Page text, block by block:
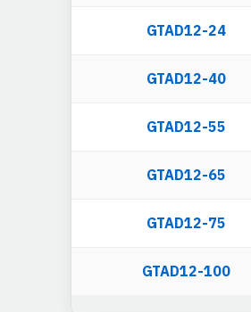
GTAD12-24
GTAD12-40
GTAD12-55
GTAD12-65
GTAD12-75
GTAD12-100